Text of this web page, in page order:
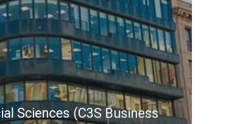
Sciences (C3S Business